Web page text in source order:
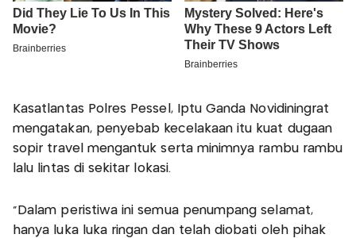
Kasatlantas Polres Pessel, Iptu Ganda Novidiningrat
mengatakan, penyebab kecelakaan itu kuat dugaan
sopir travel mengantuk serta minimnya rambu rambu
lalu lintas di sekitar lokasi.
"Dalam peristiwa ini semua penumpang selamat,
hanya luka luka ringan dan telah diobati oleh pihak